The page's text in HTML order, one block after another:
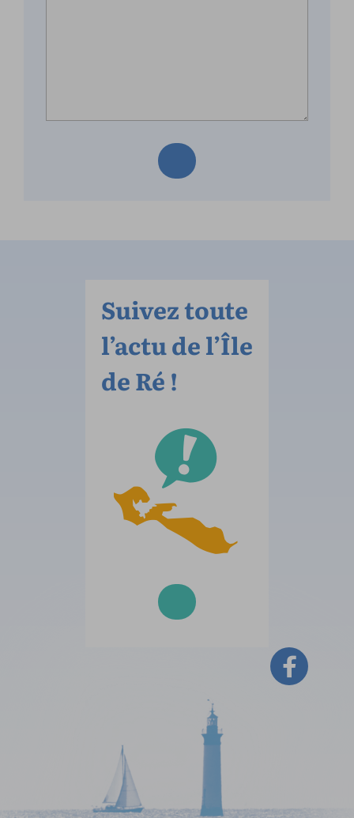
Suivez toute
l’actu de l’Île
de Ré !